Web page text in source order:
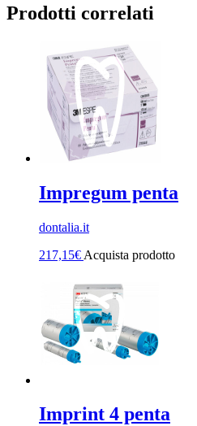
Prodotti correlati
Impregum penta
dontalia.it
217,15€ Acquista prodotto
Imprint 4 penta